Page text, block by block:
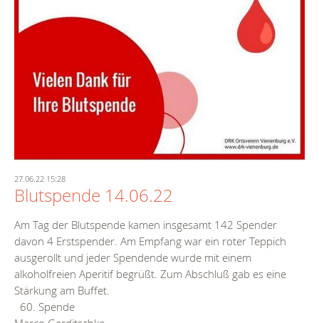
27.06.22 15:28
Blutspende 14.06.22
Am Tag der Blutspende kamen insgesamt 142 Spender
davon 4 Erstspender. Am Empfang war ein roter Teppich
ausgerollt und jeder Spendende wurde mit einem
alkoholfreien Aperitif begrüßt. Zum Abschluß gab es eine
Stärkung am Buffet.
60. Spende